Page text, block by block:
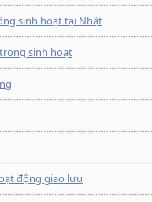
sinh hoạt tại Nhật
sinh hoạt
động giao lưu